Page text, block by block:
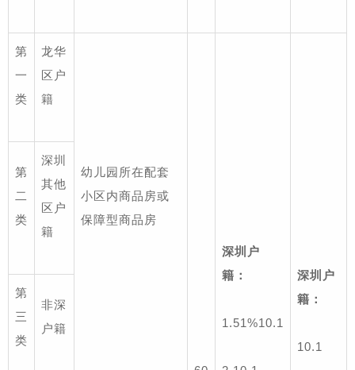
第
一
类
龙华
区户
籍
幼儿园所在配套
小区内商品房或
保障型商品房
深圳户
籍：
1.51%10.1
深圳户
籍：
10.1
第
二
类
深圳
其他
区户
籍
第
三
类
非深
户籍